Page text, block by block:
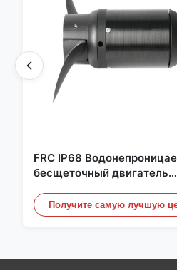
FRC IP68
бесщеточный двигатель
4 кВт 45 кг Упор для
серфинга Подводное
Получите самую лучшую